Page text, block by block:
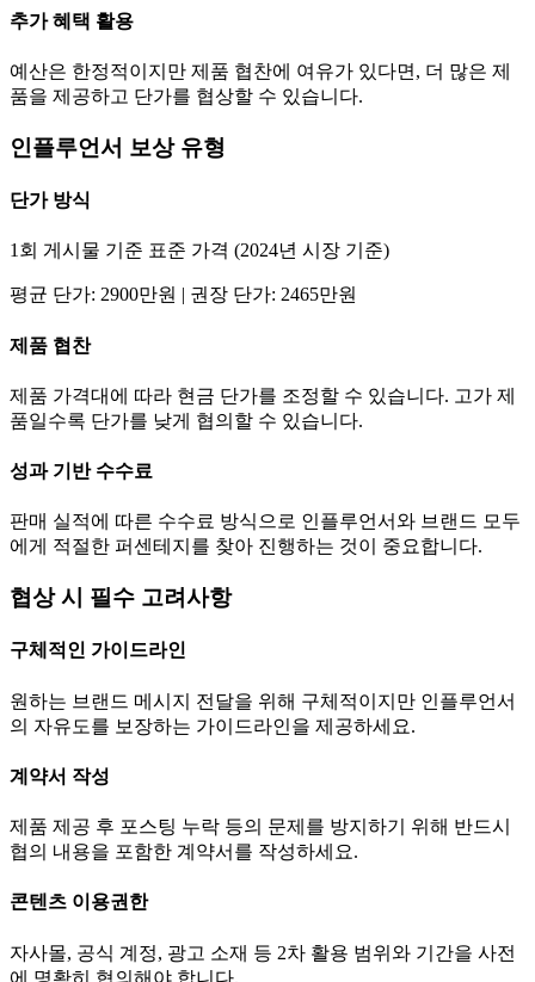
추가 혜택 활용
예산은 한정적이지만 제품 협찬에 여유가 있다면, 더 많은 제
품을 제공하고 단가를 협상할 수 있습니다.
인플루언서 보상 유형
단가방식
1회 게시물 기준 표준 가격 (2024년 시장 기준)
평균 단가: 2900만원 | 권장 단가: 2465만원
제품 협찬
제품 가격대에 따라 현금 단가를 조정할 수 있습니다. 고가 제
품일수록 단가를 낮게 협의할 수 있습니다.
성과 기반 수수료
판매 실적에 따른 수수료 방식으로 인플루언서와 브랜드 모두
에게 적절한 퍼센테지를 찾아 진행하는 것이 중요합니다.
협상 시 필수 고려사항
구체적인 가이드라인
원하는 브랜드 메시지 전달을 위해 구체적이지만 인플루언서
의 자유도를 보장하는 가이드라인을 제공하세요.
계약서 작성
제품 제공 후 포스팅 누락 등의 문제를 방지하기 위해 반드시
협의 내용을 포함한 계약서를 작성하세요.
콘텐츠 이용권한
자사몰, 공식 계정, 광고 소재 등 2차 활용 범위와 기간을 사전
에 명확히 협의해야 합니다.